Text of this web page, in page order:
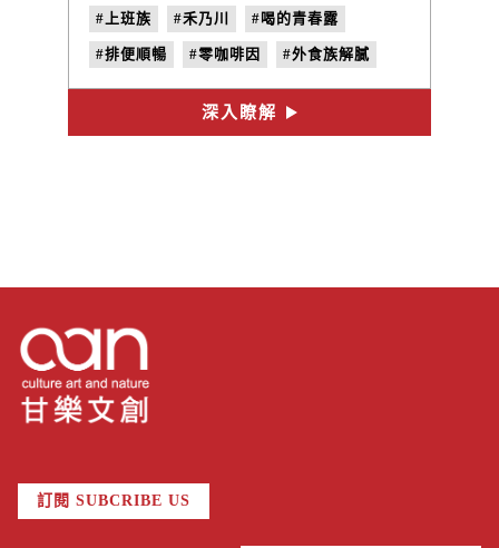
感，回歸自然穩定的狀態。」
#上班族 #禾乃川 #喝的青春露
#排便順暢 #零咖啡因 #外食族解膩
#米麴茶 #夜好蘊 #紅馥桂
深入瞭解
訂閱 SUBCRIBE US